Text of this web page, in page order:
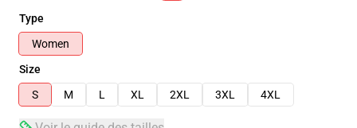
Type
Women
Size
S
M L XL 2XL 3XL 4XL